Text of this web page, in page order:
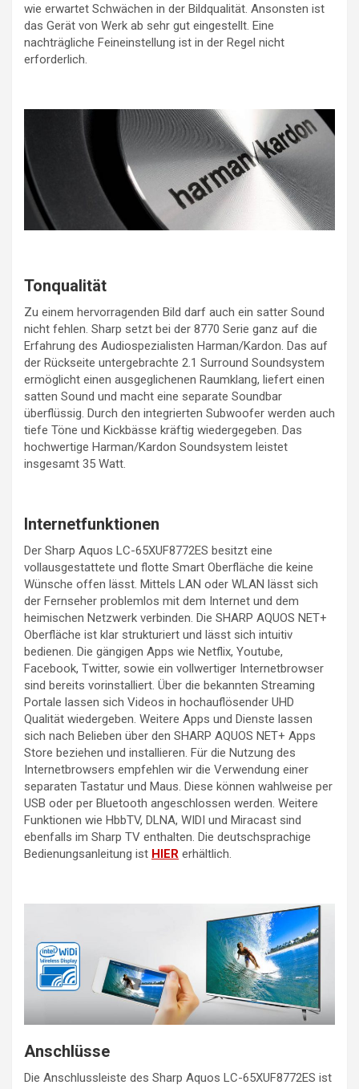
wie erwartet Schwächen in der Bildqualität. Ansonsten ist
das Gerät von Werk ab sehr gut eingestellt. Eine
nachträgliche Feineinstellung ist in der Regel nicht
erforderlich.
Tonqualität
Zu einem hervorragenden Bild darf auch ein satter Sound
nicht fehlen. Sharp setzt bei der 8770 Serie ganz auf die
Erfahrung des Audiospezialisten Harman/Kardon. Das auf
der Rückseite untergebrachte 2.1 Surround Soundsystem
ermöglicht einen ausgeglichenen Raumklang, liefert einen
satten Sound und macht eine separate Soundbar
überflüssig. Durch den integrierten Subwoofer werden auch
tiefe Töne und Kickbässe kräftig wiedergegeben. Das
hochwertige Harman/Kardon Soundsystem leistet
insgesamt 35 Watt.
Internetfunktionen
Der Sharp Aquos LC-65XUF8772ES besitzt eine
vollausgestattete und flotte Smart Oberfläche die keine
Wünsche offen lässt. Mittels LAN oder WLAN lässt sich
der Fernseher problemlos mit dem Internet und dem
heimischen Netzwerk verbinden. Die SHARP AQUOS NET+
Oberfläche ist klar strukturiert und lässt sich intuitiv
bedienen. Die gängigen Apps wie Netflix, Youtube,
Facebook, Twitter, sowie ein vollwertiger Internetbrowser
sind bereits vorinstalliert. Über die bekannten Streaming
Portale lassen sich Videos in hochauflösender UHD
Qualität wiedergeben. Weitere Apps und Dienste lassen
sich nach Belieben über den SHARP AQUOS NET+ Apps
Store beziehen und installieren. Für die Nutzung des
Internetbrowsers empfehlen wir die Verwendung einer
separaten Tastatur und Maus. Diese können wahlweise per
USB oder per Bluetooth angeschlossen werden. Weitere
Funktionen wie HbbTV, DLNA, WIDI und Miracast sind
ebenfalls im Sharp TV enthalten. Die deutschsprachige
Bedienungsanleitung ist HIER erhältlich.
Anschlüsse
Die Anschlussleiste des Sharp Aquos LC-65XUF8772ES ist